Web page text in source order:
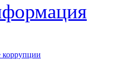
коррупции